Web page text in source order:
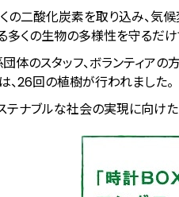
の二酸化炭素を取り込み、気
多くの生物の多様性を守るだ
体のスタッフ、ボランティア
26回の植樹が行われました。
テナブルな社会の実現に向け